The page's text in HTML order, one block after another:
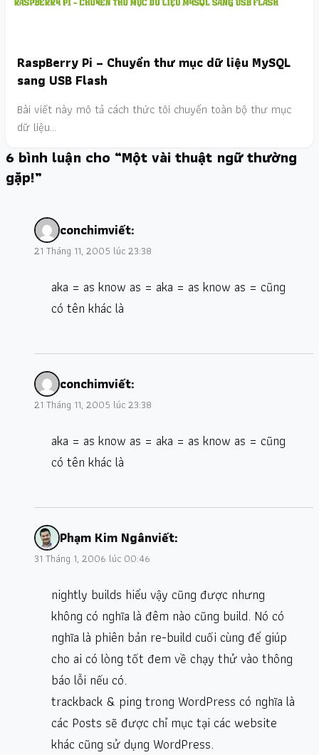
RaspBerry Pi – Chuyển thư mục dữ liệu MySQL
sang USB Flash
Bài viết này mô tả cách thức tôi chuyển toàn bộ thư mục
dữ liệu…
6 bình luận cho “Một vài thuật ngữ thường
gặp!”
conchimviết:
21 Tháng 11, 2005 lúc 23:38
aka = as know as = aka = as know as = cũng
có tên khác là
conchimviết:
21 Tháng 11, 2005 lúc 23:38
aka = as know as = aka = as know as = cũng
có tên khác là
Phạm Kim Ngânviết:
31 Tháng 1, 2006 lúc 00:46
nightly builds hiểu vậy cũng được nhưng
không có nghĩa là đêm nào cũng build. Nó có
nghĩa là phiên bản re-build cuối cùng để giúp
cho ai có lòng tốt đem về chạy thử vào thông
báo lỗi nếu có.
trackback & ping trong WordPress có nghĩa là
các Posts sẽ được chỉ mục tại các website
khác cũng sử dụng WordPress.